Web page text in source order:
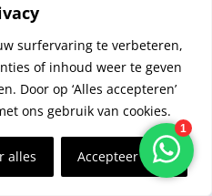
surfervaring te verbeteren,
of inhoud weer te geven
Door op ‘Alles accepteren’
ons gebruik van cookies.
alles Accepteer alles